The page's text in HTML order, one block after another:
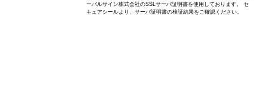
ーバルサイン株式会社のSSLサーバ証明書を使用しております。 セ
キュアシールより、サーバ証明書の検証結果をご確認ください。